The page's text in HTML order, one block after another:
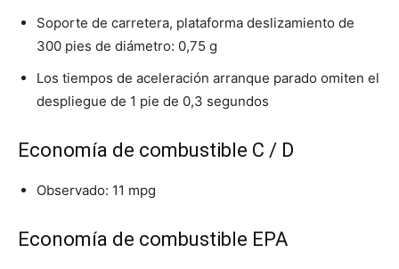
Soporte de carretera, plataforma deslizamiento de
300 pies de diámetro: 0,75 g
Los tiempos de aceleración arranque parado omiten el
despliegue de 1 pie de 0,3 segundos
Economía de combustible C / D
Observado: 11 mpg
Economía de combustible EPA